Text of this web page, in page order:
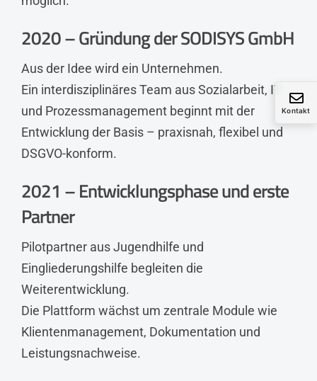
Kontakt
2020 – Gründung der SODISYS GmbH
Aus der Idee wird ein Unternehmen.
Ein interdisziplinäres Team aus Sozialarbeit, IT
und Prozessmanagement beginnt mit der
Entwicklung der Basis – praxisnah, flexibel und
DSGVO-konform.
2021 – Entwicklungsphase und erste
Partner
Pilotpartner aus Jugendhilfe und
Eingliederungshilfe begleiten die
Weiterentwicklung.
Die Plattform wächst um zentrale Module wie
Klientenmanagement, Dokumentation und
Leistungsnachweise.